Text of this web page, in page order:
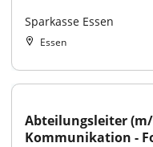
Sparkasse Essen
Essen
Abteilungsleiter
Kommunikation -